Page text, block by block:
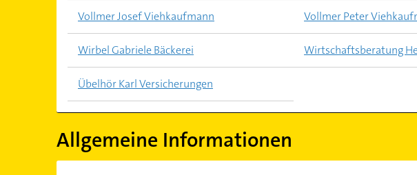
Vollmer Josef Viehkaufmann Vollmer Peter
Wirbel Gabriele Bäckerei Wirtschaftsberatung
Übelhör Karl Versicherungen
Allgemeine Informationen